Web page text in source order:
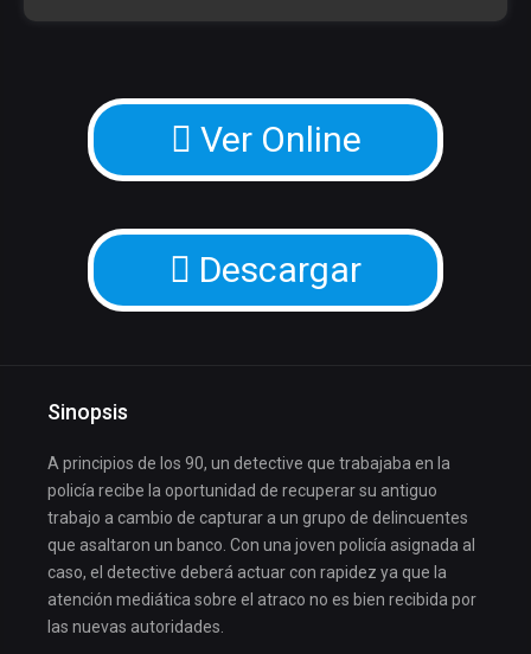
Ver Online
Descargar
Sinopsis
A principios de los 90, un detective que trabajaba en la
policía recibe la oportunidad de recuperar su antiguo
trabajo a cambio de capturar a un grupo de delincuentes
que asaltaron un banco. Con una joven policía asignada al
caso, el detective deberá actuar con rapidez ya que la
atención mediática sobre el atraco no es bien recibida por
las nuevas autoridades.